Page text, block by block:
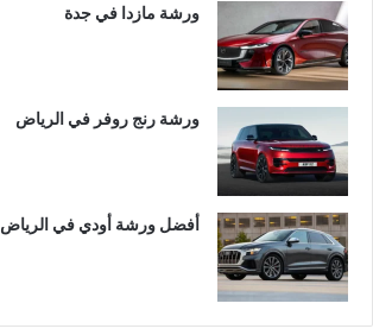
ورشة مازدا في جدة
ورشة رنج روفر في الرياض
أفضل ورشة أودي في الرياض